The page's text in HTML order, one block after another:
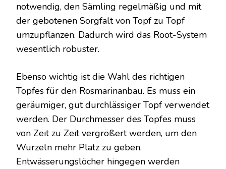
notwendig, den Sämling regelmäßig und mit
der gebotenen Sorgfalt von Topf zu Topf
umzupflanzen. Dadurch wird das Root-System
wesentlich robuster.
Ebenso wichtig ist die Wahl des richtigen
Topfes für den Rosmarinanbau. Es muss ein
geräumiger, gut durchlässiger Topf verwendet
werden. Der Durchmesser des Topfes muss
von Zeit zu Zeit vergrößert werden, um den
Wurzeln mehr Platz zu geben.
Entwässerungslöcher hingegen werden